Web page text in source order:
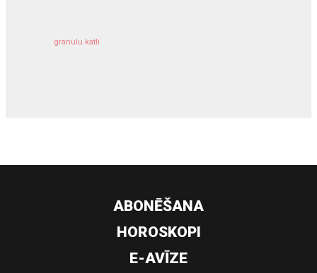
granulu katli
ABONĒŠANA
HOROSKOPI
E-AVĪZE